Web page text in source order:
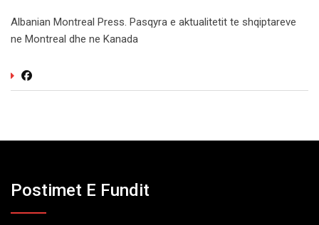
Albanian Montreal Press. Pasqyra e aktualitetit te shqiptareve
ne Montreal dhe ne Kanada
Postimet E Fundit